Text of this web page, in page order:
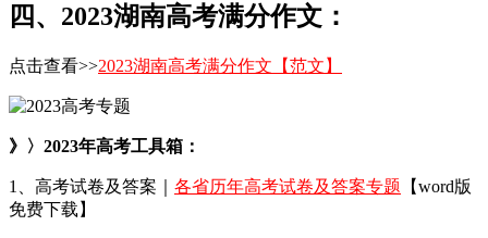
四、2023湖南高考满分作文：
点击查看>>2023湖南高考满分作文【范文】
》〉2023年高考工具箱：
1、高考试卷及答案｜ 各省历年高考试卷及答案专题 【word版
免费下载】